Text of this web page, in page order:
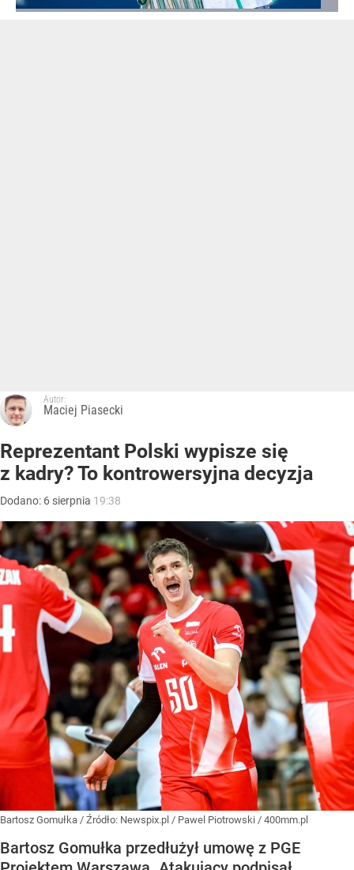
Autor:
Maciej Piasecki
Reprezentant Polski wypisze się
z kadry? To kontrowersyjna decyzja
Dodano: 6 sierpnia 19:38
Bartosz Gomułka / Źródło: Newspix.pl / Pawel Piotrowski / 400mm.pl
Bartosz Gomułka przedłużył umowę z PGE